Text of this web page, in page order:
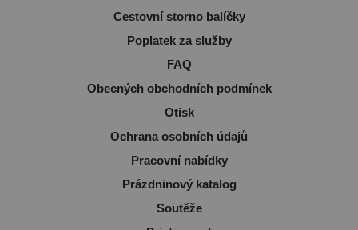
Cestovní storno balíčky
Poplatek za služby
FAQ
Obecných obchodních podmínek
Otisk
Ochrana osobních údajů
Pracovní nabídky
Prázdninový katalog
Soutěže